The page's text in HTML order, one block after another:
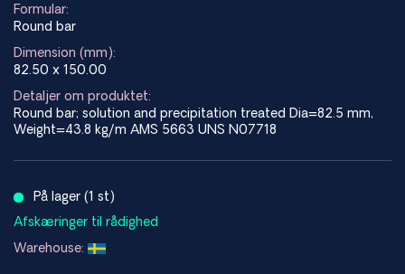
Formular:
Round bar
Dimension (mm):
82.50 x 150.00
Detaljer om produktet:
Round bar; solution and precipitation treated Dia=82.5 mm,
Weight=43.8 kg/m AMS 5663 UNS N07718
På lager (1 st)
Afskæringer til rådighed
Warehouse: